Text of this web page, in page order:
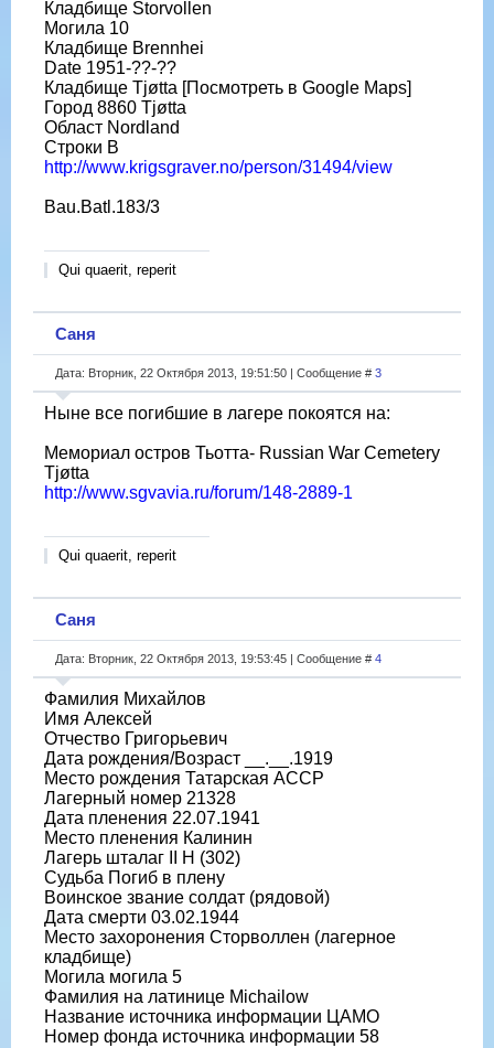
Кладбище Storvollen
Могила 10
Кладбище Brennhei
Date 1951-??-??
Кладбище Tjøtta [Посмотреть в Google Maps]
Город 8860 Tjøtta
Област Nordland
Строки B
http://www.krigsgraver.no/person/31494/view
Bau.Batl.183/3
Qui quaerit, reperit
Саня
Дата: Вторник, 22 Октября 2013, 19:51:50 | Сообщение # 3
Ныне все погибшие в лагере покоятся на:
Мемориал остров Тьотта- Russian War Cemetery
Tjøtta
http://www.sgvavia.ru/forum/148-2889-1
Qui quaerit, reperit
Саня
Дата: Вторник, 22 Октября 2013, 19:53:45 | Сообщение # 4
Фамилия Михайлов
Имя Алексей
Отчество Григорьевич
Дата рождения/Возраст __.__.1919
Место рождения Татарская АССР
Лагерный номер 21328
Дата пленения 22.07.1941
Место пленения Калинин
Лагерь шталаг II H (302)
Судьба Погиб в плену
Воинское звание солдат (рядовой)
Дата смерти 03.02.1944
Место захоронения Сторволлен (лагерное
кладбище)
Могила могила 5
Фамилия на латинице Michailow
Название источника информации ЦАМО
Номер фонда источника информации 58